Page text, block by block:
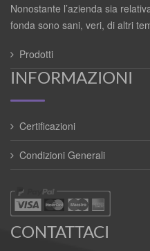
Nonostante l’azienda sia
fonda sono sani, veri, di altri
Prodotti
INFORMAZIONI
Certificazioni
Condizioni Generali
CONTATTACI